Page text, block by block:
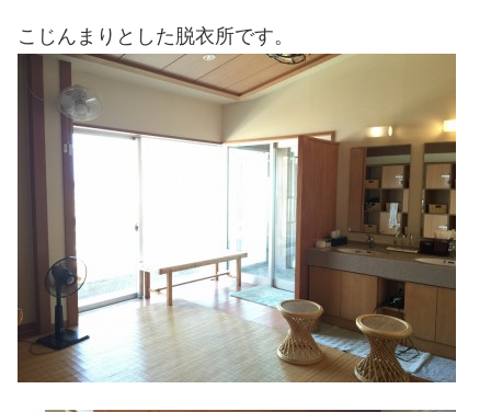
こじんまりとした脱衣所です。